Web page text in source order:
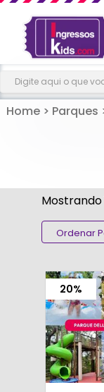
Home> Parques
Mostrando
20%